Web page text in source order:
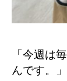
「今週は
んです。」